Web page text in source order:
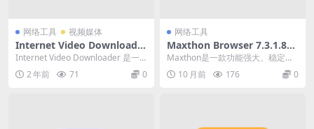
网络工具 视频媒体
Internet Video Downloader
(网页视频下载) v7.1.15 破解
版
Internet Video Downloader 是一
款在线视频下载软件。使用...
2 年前 71 0
网络工具
Maxthon Browser 7.3.1.860
0 一款功能强大、稳定可靠的
网页浏览器
Maxthon是一款功能强大、稳定可
靠的网页浏览器，适用于各种用户
需求。它提供了...
10 月前 176 0